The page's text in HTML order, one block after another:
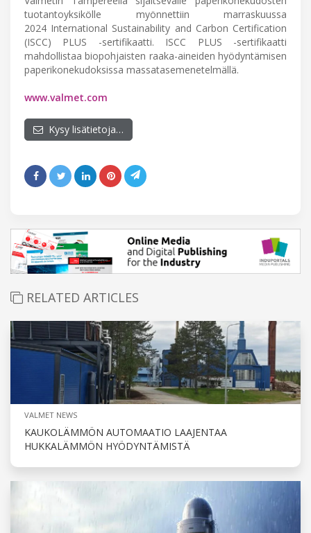
tuotantoyksikölle myönnettiin marraskuussa
2024 International Sustainability and Carbon Certification
(ISCC) PLUS -sertifikaatti. ISCC PLUS -sertifikaatti
mahdollistaa biopohjaisten raaka-aineiden hyödyntämisen
paperikonekudoksissa massatasemenetelmällä.
www.valmet.com
Kysy lisätietoja…
RELATED ARTICLES
VALMET NEWS
KAUKOLÄMMÖN AUTOMAATIO LAAJENTAA
HUKKALÄMMÖN HYÖDYNTÄMISTÄ